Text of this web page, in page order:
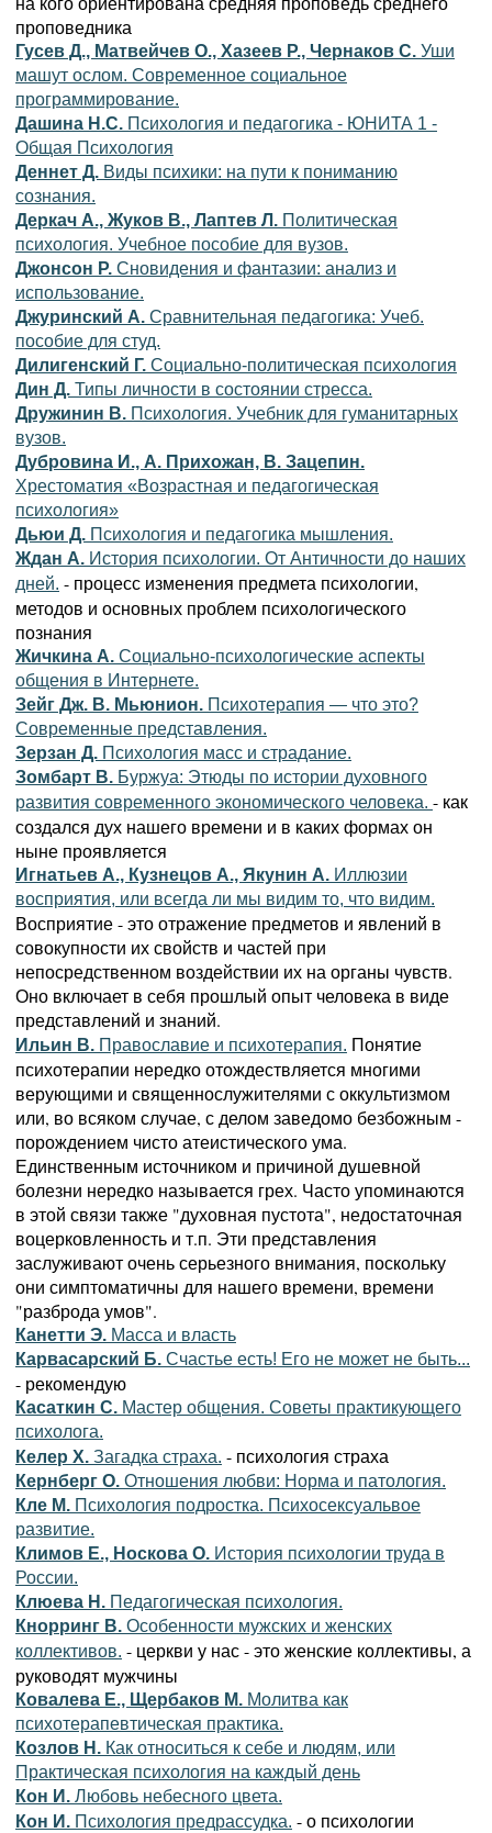
проповедника
Гусев Д., Матвейчев О., Хазеев Р., Чернаков С. Уши
машут ослом. Современное социальное
программирование.
Дашина Н.С. Психология и педагогика - ЮНИТА 1 -
Общая Психология
Деннет Д. Виды психики: на пути к пониманию
сознания.
Деркач А., Жуков В., Лаптев Л. Политическая
психология. Учебное пособие для вузов.
Джонсон Р. Сновидения и фантазии: анализ и
использование.
Джуринский А. Сравнительная педагогика: Учеб.
пособие для студ.
Дилигенский Г. Социально-политическая психология
Дин Д. Типы личности в состоянии стресса.
Дружинин В. Психология. Учебник для гуманитарных
вузов.
Дубровина И., А. Прихожан, В. Зацепин.
Хрестоматия «Возрастная и педагогическая
психология»
Дьюи Д. Психология и педагогика мышления.
Ждан А. История психологии. От Античности до наших
дней. - процесс изменения предмета психологии,
методов и основных проблем психологического
познания
Жичкина А. Социально-психологические аспекты
общения в Интернете.
Зейг Дж. В. Мьюнион. Психотерапия — что это?
Современные представления.
Зерзан Д. Психология масс и страдание.
Зомбарт В. Буржуа: Этюды по истории духовного
развития современного экономического человека. - как
создался дух нашего времени и в каких формах он
ныне проявляется
Игнатьев А., Кузнецов А., Якунин А. Иллюзии
восприятия, или всегда ли мы видим то, что видим.
Восприятие - это отражение предметов и явлений в
совокупности их свойств и частей при
непосредственном воздействии их на органы чувств.
Оно включает в себя прошлый опыт человека в виде
представлений и знаний.
Ильин В. Православие и психотерапия. Понятие
психотерапии нередко отождествляется многими
верующими и священнослужителями с оккультизмом
или, во всяком случае, с делом заведомо безбожным -
порождением чисто атеистического ума.
Единственным источником и причиной душевной
болезни нередко называется грех. Часто упоминаются
в этой связи также "духовная пустота", недостаточная
воцерковленность и т.п. Эти представления
заслуживают очень серьезного внимания, поскольку
они симптоматичны для нашего времени, времени
"разброда умов".
Канетти Э. Масса и власть
Карвасарский Б. Счастье есть! Его не может не быть...
- рекомендую
Касаткин С. Мастер общения. Советы практикующего
психолога.
Келер Х. Загадка страха. - психология страха
Кернберг О. Отношения любви: Норма и патология.
Кле М. Психология подростка. Психосексуальвое
развитие.
Климов Е., Носкова О. История психологии труда в
России.
Клюева Н. Педагогическая психология.
Кнорринг В. Особенности мужских и женских
коллективов. - церкви у нас - это женские коллективы, а
руководят мужчины
Ковалева Е., Щербаков М. Молитва как
психотерапевтическая практика.
Козлов Н. Как относиться к себе и людям, или
Практическая психология на каждый день
Кон И. Любовь небесного цвета.
Кон И. Психология предрассудка. - о психологии